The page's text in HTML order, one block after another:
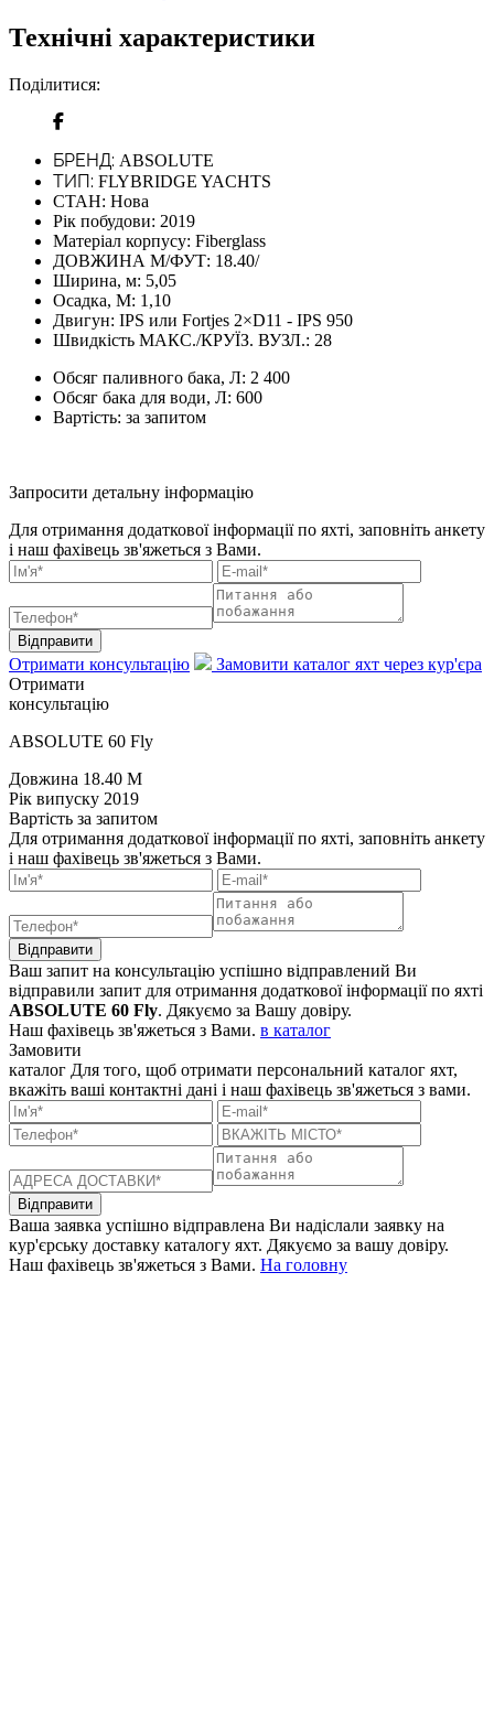
Технічні характеристики
Поділитися:
БРЕНД: ABSOLUTE
ТИП: FLYBRIDGE YACHTS
СТАН: Нова
Рік побудови: 2019
Матеріал корпусу: Fiberglass
ДОВЖИНА М/ФУТ: 18.40/
Ширина, м: 5,05
Осадка, М: 1,10
Двигун: IPS или Fortjes 2×D11 - IPS 950
Швидкість МАКС./КРУЇЗ. ВУЗЛ.: 28
Обсяг паливного бака, Л: 2 400
Обсяг бака для води, Л: 600
Вартість: за запитом
Запросити детальну інформацію
Для отримання додаткової інформації по яхті, заповніть анкету
і наш фахівець зв'яжеться з Вами.
Відправити
Отримати консультацію
Замовити каталог яхт через кур'єра
Отримати
консультацію
ABSOLUTE 60 Fly
Довжина 18.40 M
Рік випуску 2019
Вартість за запитом
Для отримання додаткової інформації по яхті, заповніть анкету
і наш фахівець зв'яжеться з Вами.
Відправити
Ваш запит на консультацію успішно відправлений Ви
відправили запит для отримання додаткової інформації по яхті
ABSOLUTE 60 Fly. Дякуємо за Вашу довіру.
Наш фахівець зв'яжеться з Вами. в каталог
Замовити
каталог Для того, щоб отримати персональний каталог яхт,
вкажіть ваші контактні дані і наш фахівець зв'яжеться з вами.
Відправити
Ваша заявка успішно відправлена Ви надіслали заявку на
кур'єрську доставку каталогу яхт. Дякуємо за вашу довіру.
Наш фахівець зв'яжеться з Вами. На головну